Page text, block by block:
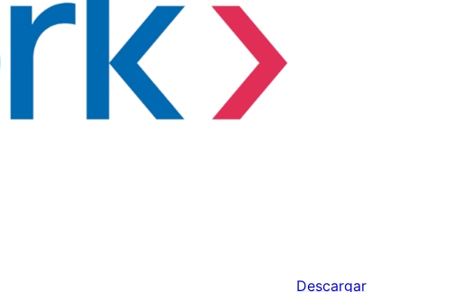
Descargar